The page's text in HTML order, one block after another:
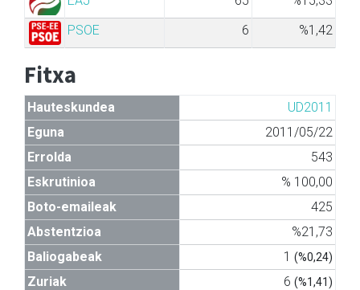
PSOE
6 %1,42
Fitxa
Hauteskundea
UD2011
Eguna
2011/05/22
Errolda
543
Eskrutinioa
% 100,00
Boto-emaileak
425
Abstentzioa
%21,73
Baliogabeak
1 (%0,24)
Zuriak 6 (%1,41)